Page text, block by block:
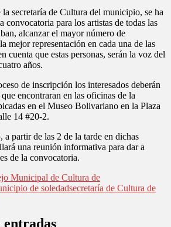
la secretaría de Cultura del municipio, se ha
convocatoria para los artistas de todas las
alcanzar el mayor número de
mejor representación en cada una de las
cuenta que estas personas, serán la voz del
años.
de inscripción los interesados deberán
encontraran en las oficinas de la
en el Museo Bolivariano en la Plaza
14 #20-2.
a partir de las 2 de la tarde en dichas
una reunión informativa para dar a
de la convocatoria.
Municipal de Cultura de
de soledadsecretaría de Cultura de
entradas